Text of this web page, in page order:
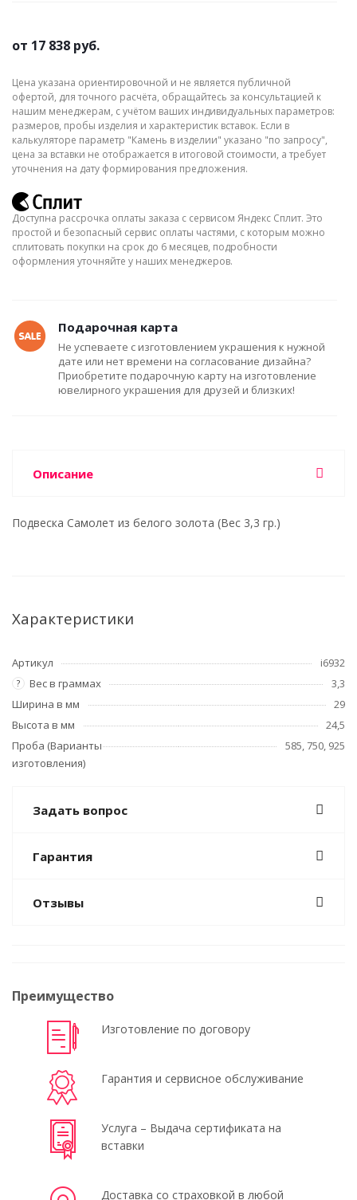
от 17 838 руб.
Цена указана ориентировочной и не является публичной
офертой, для точного расчёта, обращайтесь за консультацией к
нашим менеджерам, с учётом ваших индивидуальных параметров:
размеров, пробы изделия и характеристик вставок. Если в
калькуляторе параметр "Камень в изделии" указано "по запросу",
цена за вставки не отображается в итоговой стоимости, а требует
уточнения на дату формирования предложения.
Доступна рассрочка оплаты заказа с сервисом Яндекс Сплит. Это
простой и безопасный сервис оплаты частями, с которым можно
сплитовать покупки на срок до 6 месяцев, подробности
оформления уточняйте у наших менеджеров.
Подарочная карта
Не успеваете с изготовлением украшения к нужной
дате или нет времени на согласование дизайна?
Приобретите подарочную карту на изготовление
ювелирного украшения для друзей и близких!
Описание
Подвеска Самолет из белого золота (Вес 3,3 гр.)
Характеристики
Артикул i6932
? Вес в граммах
3,3
Ширина в мм
29
Высота в мм
24,5
Проба (Варианты
изготовления)
585, 750, 925
Задать вопрос
Гарантия
Отзывы
Преимущество
Изготовление по договору
Гарантия и сервисное обслуживание
Услуга – Выдача сертификата на
вставки
Доставка со страховкой в любой